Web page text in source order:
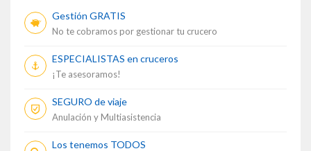
Gestión GRATIS
No te cobramos por gestionar tu crucero
ESPECIALISTAS en cruceros
¡Te asesoramos!
SEGURO de viaje
Anulación y Multiasistencia
Los tenemos TODOS